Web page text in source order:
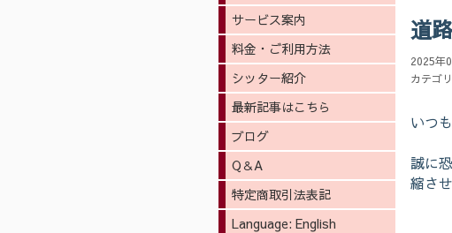
道
2025年
カテゴリ
いつ
誠に
縮さ
サービス案内
料金・ご利用方法
シッター紹介
最新記事はこちら
ブログ
Q＆A
特定商取引法表記
Language: English